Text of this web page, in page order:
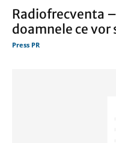
Radiofrecventa
doamnele ce vor
Press PR